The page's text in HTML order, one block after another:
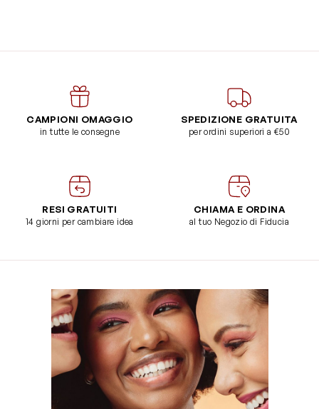
CAMPIONI OMAGGIO
in tutte le consegne
SPEDIZIONE GRATUITA
per ordini superiori a €50
RESI GRATUITI
14 giorni per cambiare idea
CHIAMA E ORDINA
al tuo Negozio di Fiducia